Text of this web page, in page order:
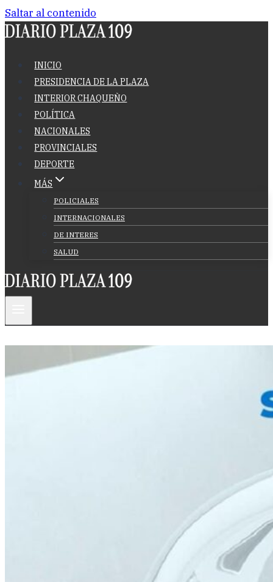
Saltar al contenido
INICIO
PRESIDENCIA DE LA PLAZA
INTERIOR CHAQUEÑO
POLÍTICA
NACIONALES
PROVINCIALES
DEPORTE
MÁS
POLICIALES
INTERNACIONALES
DE INTERES
SALUD